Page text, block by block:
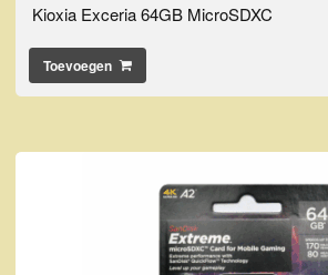
Kioxia Exceria 64GB MicroSDXC
Toevoegen